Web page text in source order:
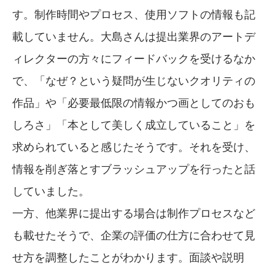
す。制作時間やプロセス、使用ソフトの情報も記
載していません。大島さんは提出業界のアートデ
ィレクターの方々にフィードバックを受けるなか
で、「なぜ？という疑問が生じないクオリティの
作品」や「必要最低限の情報かつ画としてのおも
しろさ」「本として美しく成立していること」を
求められていると感じたそうです。それを受け、
情報を削ぎ落とすブラッシュアップを行ったと話
していました。
一方、他業界に提出する場合は制作プロセスなど
も載せたそうで、企業の評価の仕方に合わせて見
せ方を調整したことがわかります。面談や説明